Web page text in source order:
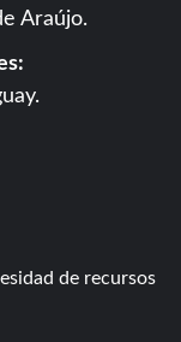
Araújo.
de recursos